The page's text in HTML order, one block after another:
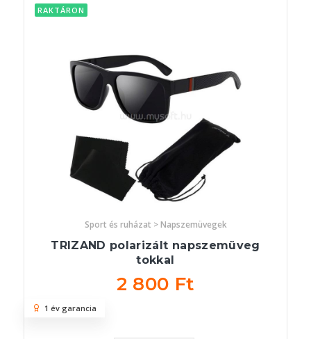
RAKTÁRON
Sport és ruházat > Napszemüvegek
TRIZAND polarizált napszemüveg
tokkal
2 800 Ft
1 év garancia